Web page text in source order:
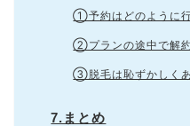
①予約はどのように
②プランの途中で解
③脱毛は恥ずかしく
7.まとめ